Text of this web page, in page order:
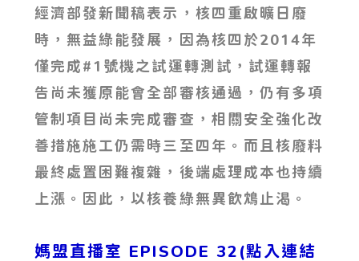
經濟部發新聞稿表示，核四重啟曠日廢
時，無益綠能發展，因為核四於2014年
僅完成#1號機之試運轉測試，試運轉報
告尚未獲原能會全部審核通過，仍有多項
管制項目尚未完成審查，相關安全強化改
善措施施工仍需時三至四年。而且核廢料
最終處置困難複雜，後端處理成本也持續
上漲。因此，以核養綠無異飲鴆止渴。
媽盟直播室 EPISODE 32(點入連結